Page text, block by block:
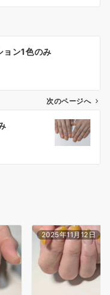
ョン1色のみ
次のページへ
2025年11月12日